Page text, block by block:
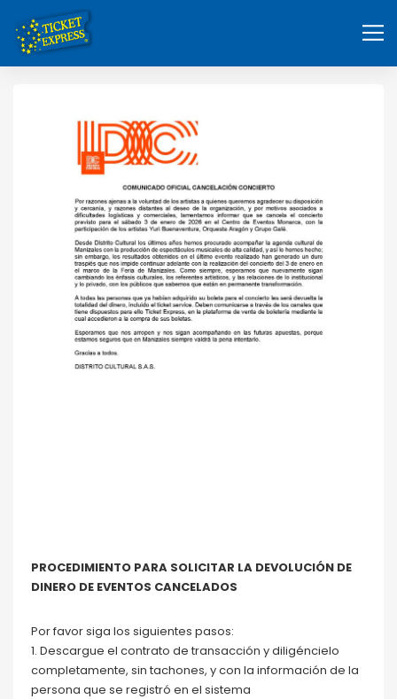
PROCEDIMIENTO PARA SOLICITAR LA DEVOLUCIÓN DE
DINERO DE EVENTOS CANCELADOS
Por favor siga los siguientes pasos:
1. Descargue el contrato de transacción y diligéncielo
completamente, sin tachones, y con la información de la
persona que se registró en el sistema